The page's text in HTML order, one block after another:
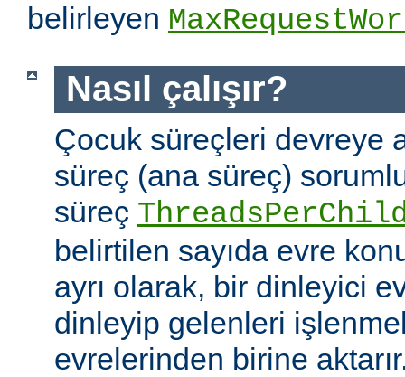
belirleyen
Nasıl çalışır?
Çocuk süreçleri devreye
süreç (ana süreç)
süreç
belirtilen sayıda evre
ayrı olarak, bir dinleyici
dinleyip gelenleri
evrelerinden birine